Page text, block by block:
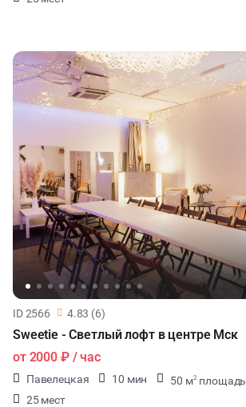
ID 2566 4.83 (6)
Sweetie - Светлый лофт в центре Мск
от 2000 ₽/ час
Павелецкая 10 мин 50 м2 площадь
25 мест